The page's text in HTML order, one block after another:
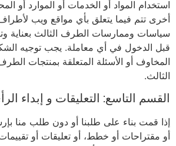
استخدام المواد أو الخدمات أو الموارد أو
أخرى تتم فيما يتعلق بأي مواقع ويب
سياسات وممارسات الطرف الثالث بعناية
قبل الدخول في أي معاملة. يجب توجيه
المخاوف أو الأسئلة المتعلقة بمنتجات
الثالث.
القسم التاسع: التعليقات و إبداء
إذا قمت بناء على طلبنا أو دون طلب منا
أو مقتراحات أو خطط، أو تعليقات أو